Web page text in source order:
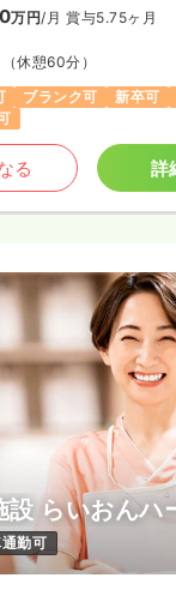
万円/月 賞与5.75ヶ月
（休憩60分）
ブランク可 新卒可
る 詳
設 らいおんハ
勤可